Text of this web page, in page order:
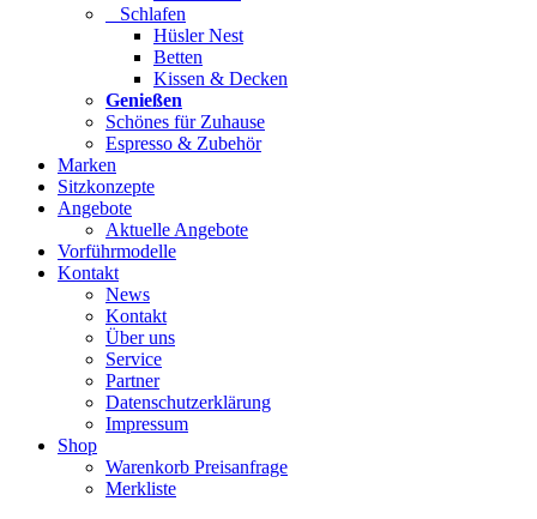
Schlafen
Hüsler Nest
Betten
Kissen & Decken
Genießen
Schönes für Zuhause
Espresso & Zubehör
Marken
Sitzkonzepte
Angebote
Aktuelle Angebote
Vorführmodelle
Kontakt
News
Kontakt
Über uns
Service
Partner
Datenschutzerklärung
Impressum
Shop
Warenkorb Preisanfrage
Merkliste